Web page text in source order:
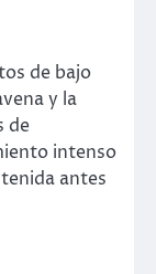
de bajo
y la
de
intenso
antes